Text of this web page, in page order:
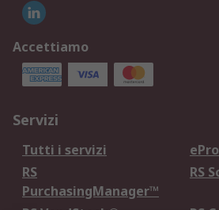
Accettiamo
Servizi
Tutti i servizi
RS
PurchasingManager™
RS